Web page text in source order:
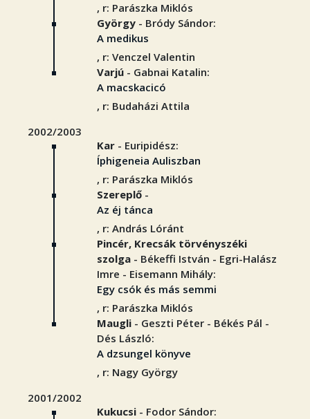
, r: Parászka Miklós
György - Bródy Sándor:
A medikus
, r: Venczel Valentin
Varjú - Gabnai Katalin:
A macskacicó
, r: Budaházi Attila
2002/2003
Kar - Euripidész:
Íphigeneia Auliszban
, r: Parászka Miklós
Szereplő -
Az éj tánca
, r: András Lóránt
Pincér, Krecsák törvényszéki
szolga - Békeffi István - Egri-Halász
Imre - Eisemann Mihály:
Egy csók és más semmi
, r: Parászka Miklós
Maugli - Geszti Péter - Békés Pál -
Dés László:
A dzsungel könyve
, r: Nagy György
2001/2002
Kukucsi - Fodor Sándor: